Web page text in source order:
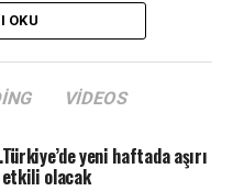
servis etmesi Rumların
bir göstergesidir.
OKU
VIDEOS
yeni haftada aşırı
etkili olacak